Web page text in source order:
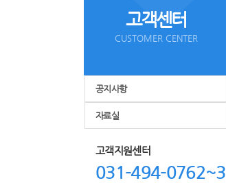
고객센터
CUSTOMER CENTER
공지사항
자료실
고객지원센터
031-494-0762~3